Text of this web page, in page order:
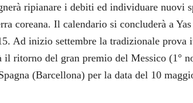
ripianare i debiti ed individuare nuovi
coreana. Il calendario si concluderà a
Ad inizio settembre la tradizionale prova
ritorno del gran premio del Messico (1°
(Barcellona) per la data del 10